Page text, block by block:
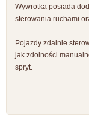
Wywrotka posiada
sterowania ruchami
Pojazdy zdalnie
jak zdolności
spryt.